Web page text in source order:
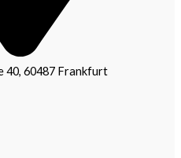
40, 60487 Frankfurt